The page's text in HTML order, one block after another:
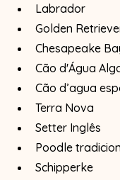
Labrador
Golden
Chesapeake
Cão d'Água
Cão d’agua
Terra Nova
Setter Inglês
Poodle
Schipperke